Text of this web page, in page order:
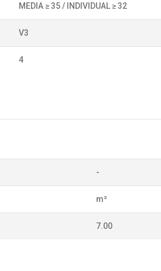
MEDIA ≥ 35 / INDIVIDUAL ≥ 32
V3
4
-
m²
7.00